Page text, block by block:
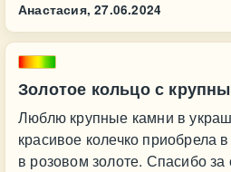
Анастасия, 27.06.2024
Золотое кольцо с
Люблю крупные камни в
красивое колечко приобрела
в розовом золоте. Спасибо